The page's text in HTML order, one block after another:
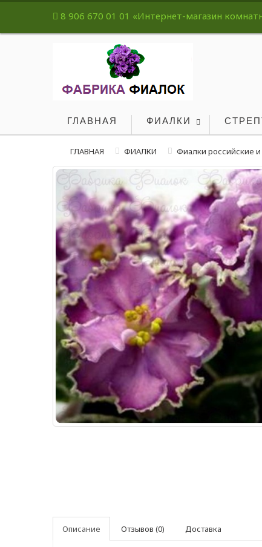
8 906 670 01 01 «Интернет-магазин
ГЛАВНАЯ ФИАЛКИ
ГЛАВНАЯ ФИАЛКИ Фиалки российские
Описание Отзывов (0) Доставка